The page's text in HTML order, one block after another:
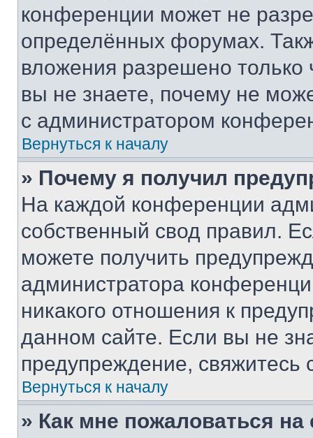
конференции может не
определённых форумах.
вложения разрешено
вы не знаете, почему не
с администратором
Вернуться к началу
» Почему я получил
На каждой конференции
собственный свод правил.
можете получить
администратора
никакого отношения к
данном сайте. Если вы не
предупреждение,
Вернуться к началу
» Как мне пожаловаться